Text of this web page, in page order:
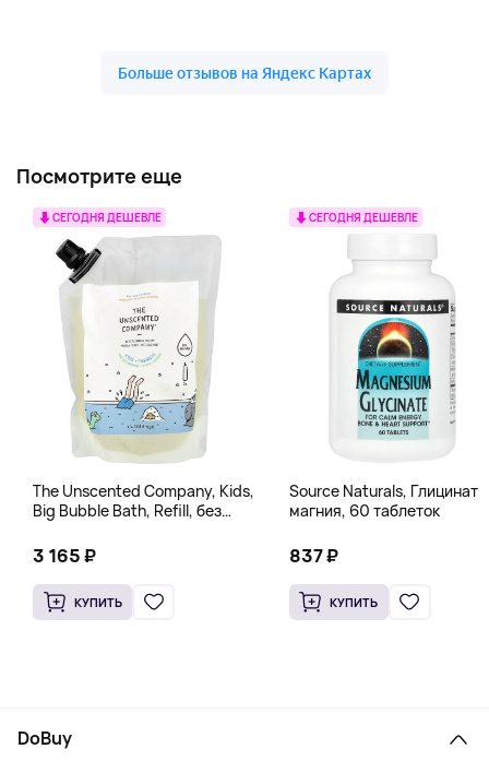
Посмотрите еще
СЕГОДНЯ ДЕШЕВЛЕ
The Unscented Company, Kids,
Big Bubble Bath, Refill, без
Унции)
3 165 ₽
КУПИТЬ
СЕГОДНЯ ДЕШЕВЛЕ
Source Naturals, Глицинат
магния, 60 таблеток
837 ₽
КУПИТЬ
DoBuy